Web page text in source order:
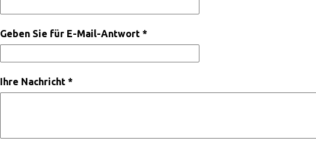
Geben Sie für E-Mail-Antwort *
Ihre Nachricht *